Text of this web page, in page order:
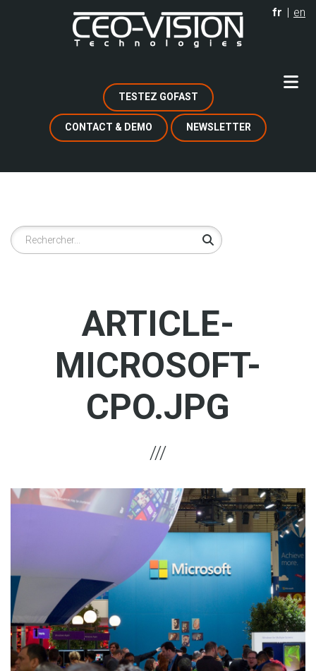
fr en
TESTEZ GOFAST
CONTACT & DEMO NEWSLETTER
Rechercher
ARTICLE-
MICROSOFT-
CPO.JPG